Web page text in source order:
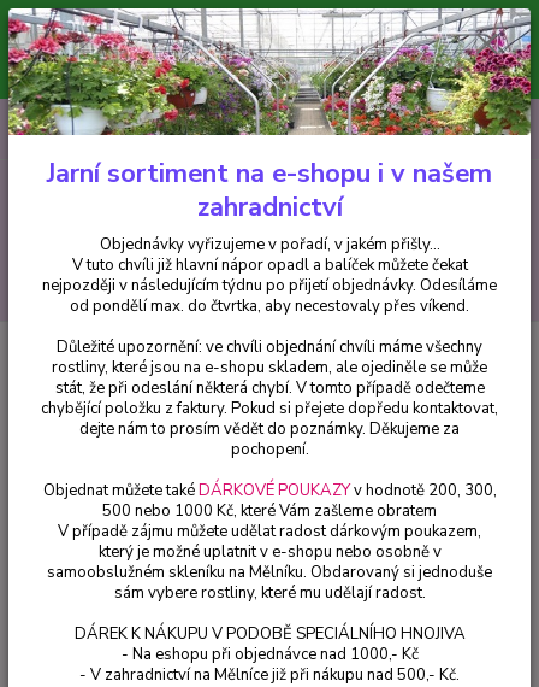
Minimální hodnota pro odeslání z e-shopu je 300 Kč.
V tuto chvíli již hlavní nápor objednávek opadl a balíček můžete čekat
nejpozději v následujícím týdnu po přijetí objednávky. Objednávky
vyřizujeme v pořadí, v jakém přišly...
CZK
Hledat
+420 602 223 614 0ks
za0 Kč
Pelargonie Pelargónie Fireworks Scarlet - cena na prodejně
Pelargónie Fireworks Scarlet -
cena na prodejně
Jarní sortiment na e-shopu i v našem
zahradnictví
Objednávky vyřizujeme v pořadí, v jakém přišly...
V tuto chvíli již hlavní nápor opadl a balíček můžete čekat
nejpozději v následujícím týdnu po přijetí objednávky. Odesíláme
od pondělí max. do čtvrtka, aby necestovaly přes víkend.
Důležité upozornění: ve chvíli objednání chvíli máme všechny
rostliny, které jsou na e-shopu skladem, ale ojediněle se může
stát, že při odeslání některá chybí. V tomto případě odečteme
chybějící položku z faktury. Pokud si přejete dopředu kontaktovat,
dejte nám to prosím vědět do poznámky. Děkujeme za
pochopení.
Objednat můžete takéDÁRKOVÉ POUKAZYv hodnotě 200, 300,
500 nebo 1000 Kč, které Vám zašleme obratem
V případě zájmu můžete udělat radost dárkovým poukazem,
který je možné uplatnit v e-shopu nebo osobně v
samoobslužném skleníku na Mělníku. Obdarovaný si jednoduše
sám vybere rostliny, které mu udělají radost.
DÁREK K NÁKUPU V PODOBĚ SPECIÁLNÍHO HNOJIVA
- Na eshopu při objednávce nad 1000,- Kč
- V zahradnictví na Mělníce již při nákupu nad 500,- Kč.